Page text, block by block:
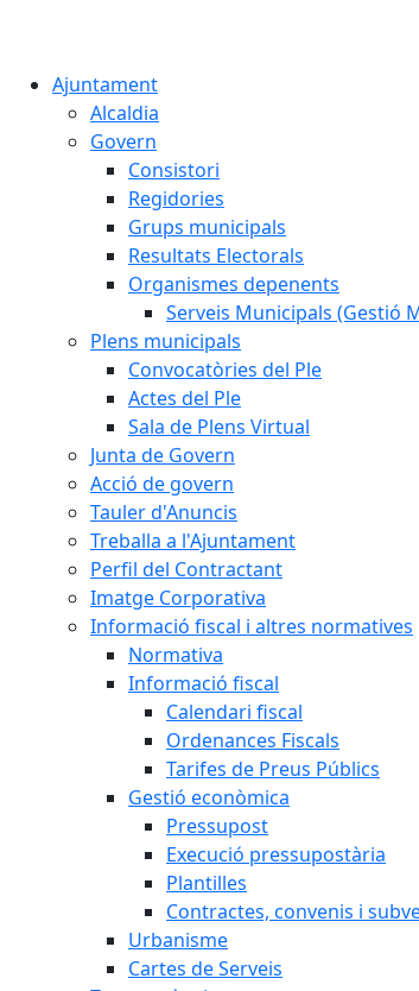
Ajuntament
Alcaldia
Govern
Consistori
Regidories
Grups municipals
Resultats Electorals
Organismes depenents
Serveis Municipals (Gestió
Plens municipals
Convocatòries del Ple
Actes del Ple
Sala de Plens Virtual
Junta de Govern
Acció de govern
Tauler d'Anuncis
Treballa a l'Ajuntament
Perfil del Contractant
Imatge Corporativa
Informació fiscal i altres normatives
Normativa
Informació fiscal
Calendari fiscal
Ordenances Fiscals
Tarifes de Preus Públics
Gestió econòmica
Pressupost
Execució pressupostària
Plantilles
Contractes, convenis i
Urbanisme
Cartes de Serveis